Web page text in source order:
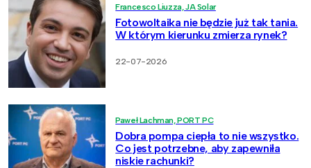
Francesco Liuzza, JA Solar
Fotowoltaika nie będzie już tak tania.
W którym kierunku zmierza rynek?
22-07-2026
Paweł Lachman, PORT PC
Dobra pompa ciepła to nie wszystko.
Co jest potrzebne, aby zapewniła
niskie rachunki?